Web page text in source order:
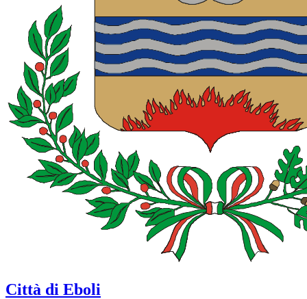
Città di Eboli